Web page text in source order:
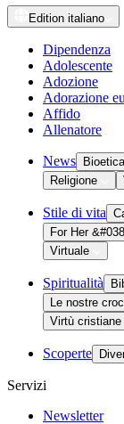
Edition italiano
Dipendenza
Adolescente
Adozione
Adorazione
Affido
Allenatore
News Bioetica
Religione
Stile di vita
For Her
Virtuale
Spiritualità
Le nostre
Virtù cristiane
Scoperte
Servizi
Newsletter